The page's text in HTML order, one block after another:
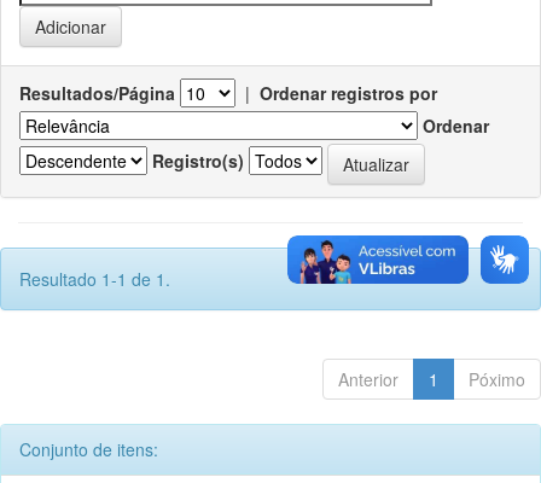
Resultados/Página | Ordenar registros por
Ordenar
Registro(s)
Resultado 1-1 de 1.
Anterior 1 Póximo
Conjunto de itens: